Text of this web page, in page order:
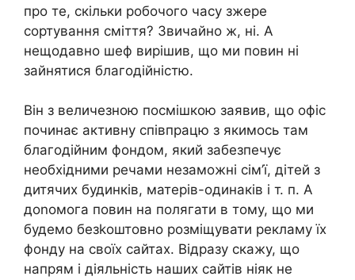
про те, скільки робочого часу зжере
сортування сміття? Звичайно ж, ні. А
нещодавно шеф вирішив, що ми повин ні
зайнятися благодійністю.
Він з величезною посмішкою заявив, що офіс
починає активну співпрацю з якимось там
благодійним фондом, який забезпечує
необхідними речами незаможні сім’ї, дітей з
дитячих будинків, матерів-одинаків і т. п. А
доnомога повин на полягати в тому, що ми
будемо безkоштовно розміщувати рекламу їх
фонду на своїх сайтах. Відразу скажу, що
напрям і діяльність наших сайтів ніяк не